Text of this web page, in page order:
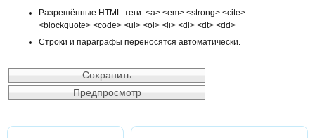
Разрешённые HTML-теги: <a> <em> <strong> <cite>
<blockquote> <code> <ul> <ol> <li> <dl> <dt> <dd>
Строки и параграфы переносятся автоматически.